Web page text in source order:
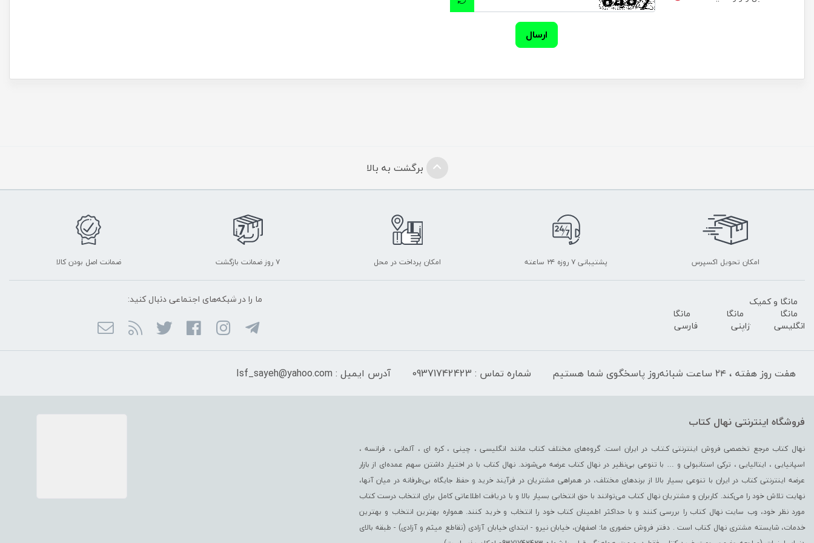
ارسال
برگشت به بالا
امکان تحویل اکسپرس پشتیبانی ۷ روزه ۲۴ ساعته امکان پرداخت در محل ۷ روز ضمانت بازگشت ضمانت اصل بودن کالا
مانگا و کمیک
مانگا
انگلیسی
مانگا
ژاپنی
مانگا
فارسی
ما را در شبکه‌های اجتماعی دنبال کنید:
هفت روز هفته ، ۲۴ ساعت شبانه‌روز پاسخگوی شما هستیم شماره تماس : 09371742423 آدرس ایمیل : Isf_sayeh@yahoo.com
فروشگاه اینترنتی نهال کتاب
نهال کتاب مرجع تخصصی فروش اینترنتی کـتـاب در ایران است. گروه‏‏‌های مختلف کتاب مانند انگلیسی ، چینی ، کره ای ، آلمانی ، فرانسه ،
اسپانیایی ، ایتالیایی ، ترکی استانبولی و … با تنوعی بی‌نظیر در نهال کتاب عرضه می‏‏‏‌شوند. نهال کتاب با در اختیار داشتن سهم عمده‏‌ای از بازار
عرضه اینترنتی کتاب در ایران با تنوعی بسیار بالا از برندهای مختلف، در همراهی مشتریان در فرآیند خرید و حفظ جایگاه بی‏‏‏‌طرفانه در میان آنها،
نهایت تلاش خود را می‌‏‏کند. کاربران و مشتریان نهال کتاب می‏‏‌توانند با حق انتخابی بسیار بالا و با دریافت اطلاعاتی کامل برای انتخاب درست کتاب
مورد نظر خود، وب سایت نهال کتاب را بررسی کنند و با حداکثر اطمینان کتاب خود را انتخاب و خرید کنند. همواره بهترین انتخاب و بهترین
خدمات، شایسته مشتری نهال کتاب است . دفتر فروش حضوری ما: اصفهان، خیابان نیرو - ابتدای خیابان آزادی (تقاطع میثم و آزادی) - طبقه بالای